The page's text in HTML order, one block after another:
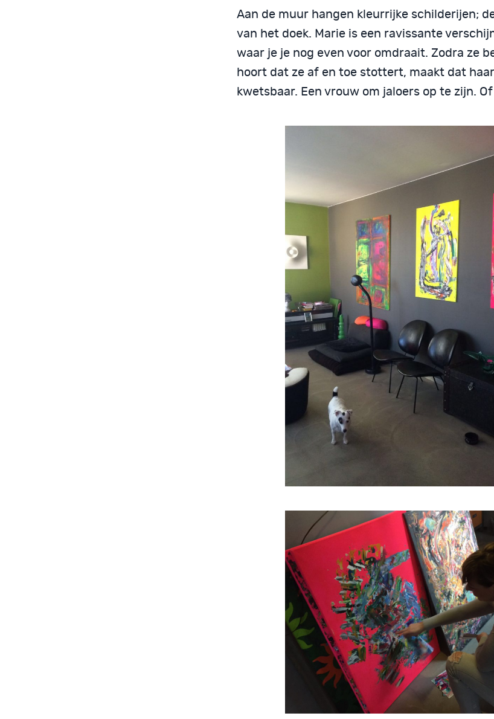
Aan de muur hangen kleurrijke schilderijen;
van het doek. Marie is een ravissante
waar je je nog even voor omdraait. Zodra ze
hoort dat ze af en toe stottert, maakt dat
kwetsbaar. Een vrouw om jaloers op te zijn.